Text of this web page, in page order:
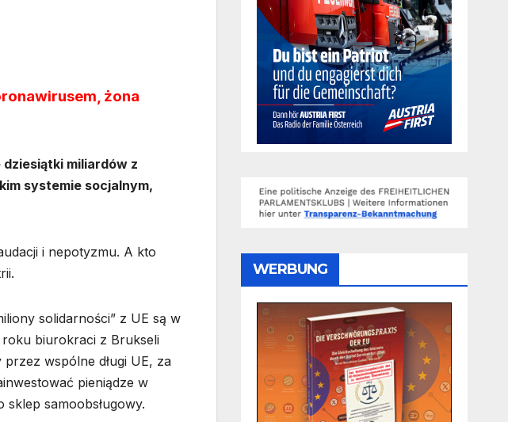
żona
miliardów z
systemie socjalnym,
i nepotyzmu. A kto
solidarności” z UE są w
biurokraci z Brukseli
wspólne długi UE, za
pieniądze w
samoobsługowy.
WERBUNG